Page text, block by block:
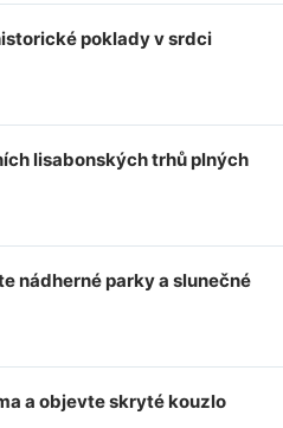
poklady v srdci
lisabonských trhů plných
nádherné parky a slunečné
a objevte skryté kouzlo